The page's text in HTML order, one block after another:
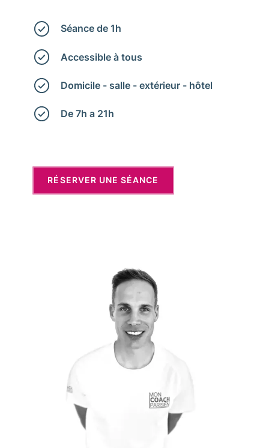
Séance de 1h
Accessible à tous
Domicile - salle - extérieur - hôtel
De 7h a 21h
RÉSERVER UNE SÉANCE